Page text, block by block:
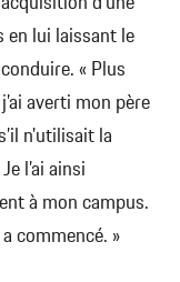
lui laissant le
« Plus
averti mon père
n'utilisait la
l’ai ainsi
à mon campus.
commencé. »